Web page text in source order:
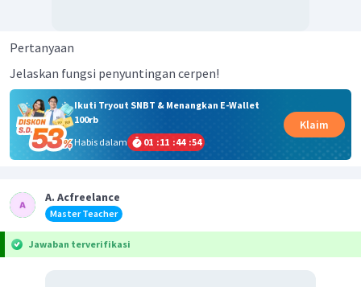
Pertanyaan
Jelaskan fungsi penyuntingan cerpen!
Ikuti Tryout SNBT & Menangkan E-Wallet
100rb
Habis dalam
01 :11 :44 :54
Klaim
A. Acfreelance
Master Teacher
Jawaban terverifikasi